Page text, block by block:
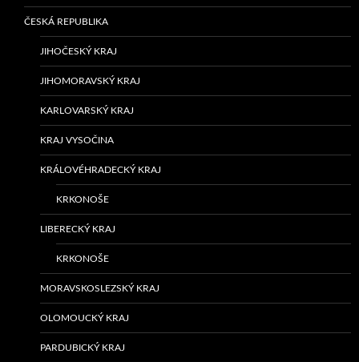
ČESKÁ REPUBLIKA
JIHOČESKÝ KRAJ
JIHOMORAVSKÝ KRAJ
KARLOVARSKÝ KRAJ
KRAJ VYSOČINA
KRÁLOVÉHRADECKÝ KRAJ
KRKONOŠE
LIBERECKÝ KRAJ
KRKONOŠE
MORAVSKOSLEZSKÝ KRAJ
OLOMOUCKÝ KRAJ
PARDUBICKÝ KRAJ